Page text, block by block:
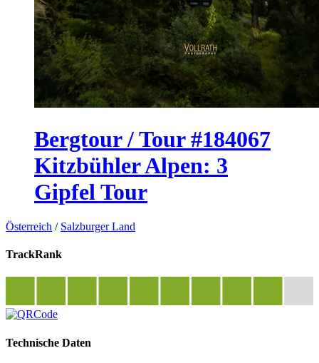
Bergtour / Tour #184067
Kitzbühler Alpen: 3
Gipfel Tour
Österreich / Salzburger Land
TrackRank
Technische Daten